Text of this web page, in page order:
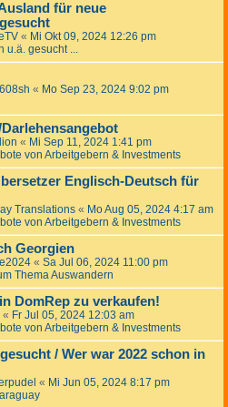
für neue
« Mi Okt 09, 2024 12:26 pm
u.ä. gesucht ...
« Mo Sep 23, 2024 9:02 pm
« Mi Sep 11, 2024 1:41 pm
von Arbeitgebern & Investments
Englisch-Deutsch für
Translations « Mo Aug 05, 2024 4:17 am
von Arbeitgebern & Investments
Georgien
« Sa Jul 06, 2024 11:00 pm
Thema Auswandern
DomRep zu verkaufen!
« Fr Jul 05, 2024 12:03 am
von Arbeitgebern & Investments
/ Wer war 2022 schon in
« Mi Jun 05, 2024 8:17 pm